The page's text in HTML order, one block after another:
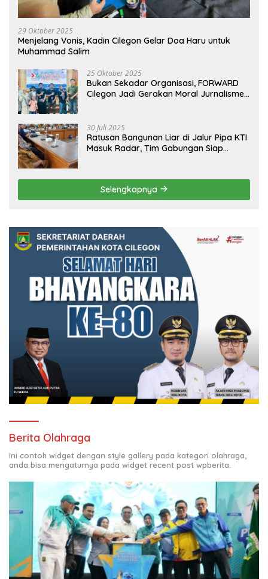
29 Oktober 2025
Menjelang Vonis, Kadin Cilegon Gelar Doa Haru untuk
Muhammad Salim
25 Oktober 2025
Bukan Sekadar Organisasi, FORWARD
Cilegon Jadi Gerakan Moral Jurnalisme
30 Juli 2025
Ratusan Bangunan Liar di Jalur Pipa KTI
Masuk Radar, Tim Gabungan Siap
Selengkapnya
Berita Olahraga
Ini contoh widget dengan style gallery pada kategori olahraga,
anda bisa mengaturnya pada widget recent post wpberita.